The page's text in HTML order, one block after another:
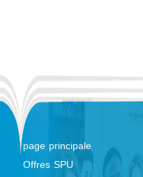
page principale
Offres SPU